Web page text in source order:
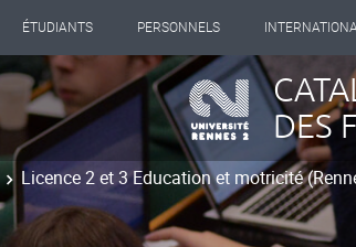
ÉTUDIANTS PERSONNELS
DES
Licence 2 et 3 Education et motricité